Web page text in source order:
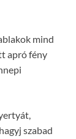
mind
apró fény
szabad